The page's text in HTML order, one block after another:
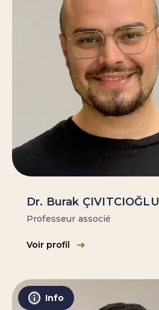
Dr. Burak ÇIVITCIOĞLU
Professeur associé
Voir profil
Info